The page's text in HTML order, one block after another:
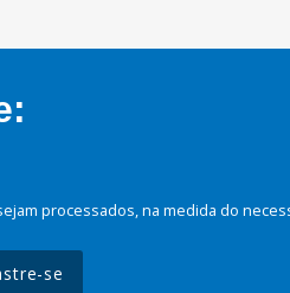
processados, na medida do
se